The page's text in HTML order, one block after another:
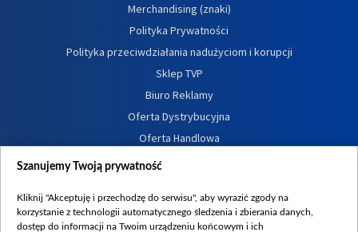
Merchandising (znaki)
Polityka Prywatności
Polityka przeciwdziałania nadużyciom i korupcji
Sklep TVP
Biuro Reklamy
Oferta Dystrybucyjna
Oferta Handlowa
Dostępność
Procedura zgłoszeń wewnętrznych
Szanujemy Twoją prywatność
Kliknij "Akceptuję i przechodzę do serwisu", aby wyrazić zgody na
korzystanie z technologii automatycznego śledzenia i zbierania danych,
dostęp do informacji na Twoim urządzeniu końcowym i ich